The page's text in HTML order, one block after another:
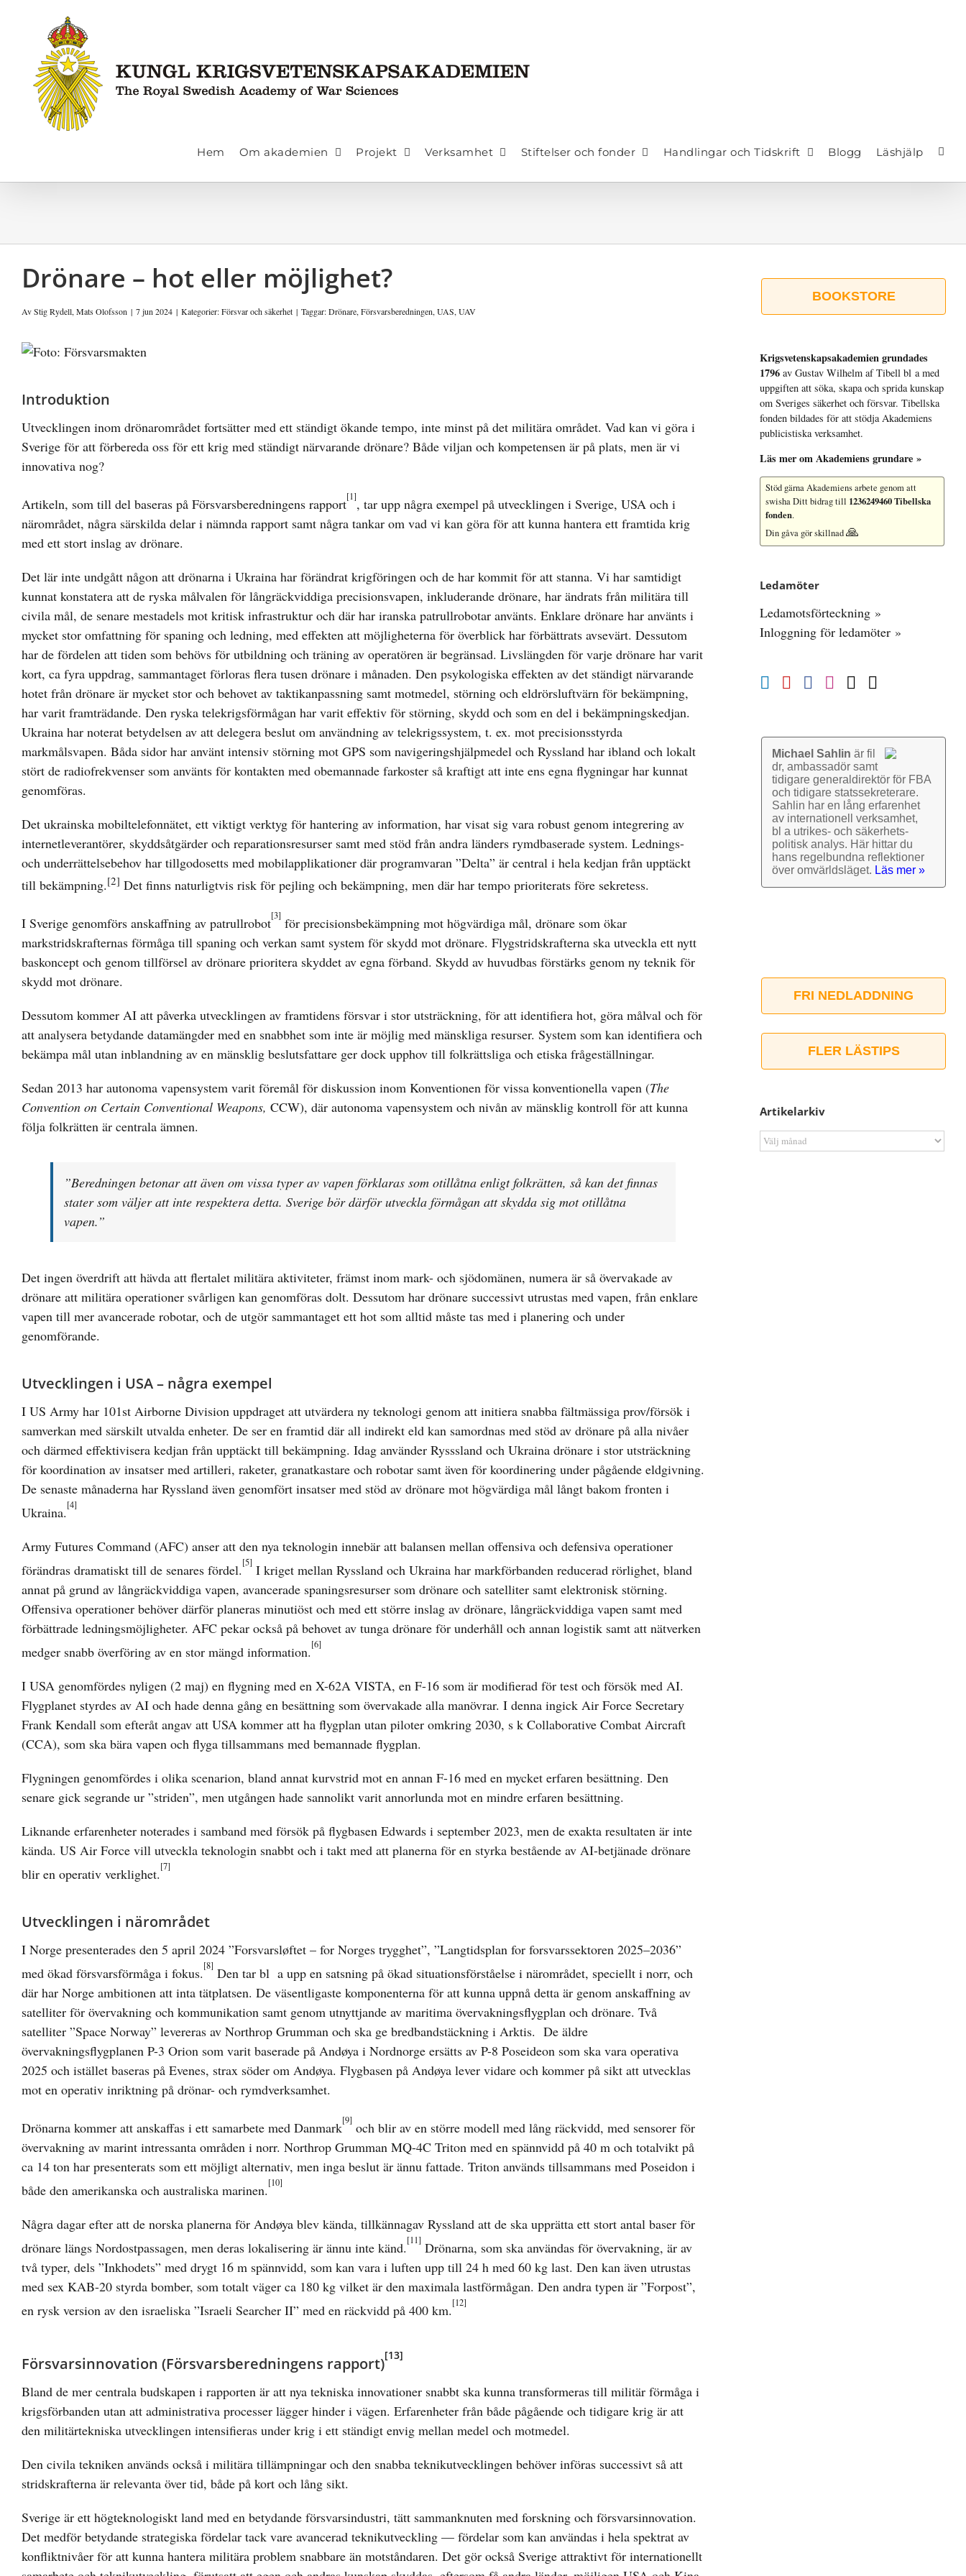
innehållet
Hem Om akademien Projekt Verksamhet Stiftelser och fonder Handlingar och Tidskrift Blogg Läshjälp
Drönare – hot eller möjlighet?
AvStig Rydell, Mats Olofsson | 7 jun 2024 | Kategorier:Försvar och säkerhet | Taggar:Drönare, Försvarsberedningen, UAS, UAV
Visa
Introduktion
Utvecklingen inom drönarområdet fortsätter med ett ständigt ökande tempo, inte minst på det militära området. Vad kan vi göra i
Sverige för att förbereda oss för ett krig med ständigt närvarande drönare? Både viljan och kompetensen är på plats, men är vi
innovativa nog?
Artikeln, som till del baseras på Försvarsberedningens rapport[1], tar upp några exempel på utvecklingen i Sverige, USA och i
närområdet, några särskilda delar i nämnda rapport samt några tankar om vad vi kan göra för att kunna hantera ett framtida krig
med ett stort inslag av drönare.
Det lär inte undgått någon att drönarna i Ukraina har förändrat krigföringen och de har kommit för att stanna. Vi har samtidigt
kunnat konstatera att de ryska målvalen för långräckviddiga precisionsvapen, inkluderande drönare, har ändrats från militära till
civila mål, de senare mestadels mot kritisk infrastruktur och där har iranska patrullrobotar använts. Enklare drönare har använts i
mycket stor omfattning för spaning och ledning, med effekten att möjligheterna för överblick har förbättrats avsevärt. Dessutom
har de fördelen att tiden som behövs för utbildning och träning av operatören är begränsad. Livslängden för varje drönare har varit
kort, ca fyra uppdrag, sammantaget förloras flera tusen drönare i månaden. Den psykologiska effekten av det ständigt närvarande
hotet från drönare är mycket stor och behovet av taktikanpassning samt motmedel, störning och eldrörsluftvärn för bekämpning,
har varit framträdande. Den ryska telekrigsförmågan har varit effektiv för störning, skydd och som en del i bekämpningskedjan.
Ukraina har noterat betydelsen av att delegera beslut om användning av telekrigssystem, t. ex. mot precisionsstyrda
markmålsvapen. Båda sidor har använt intensiv störning mot GPS som navigeringshjälpmedel och Ryssland har ibland och lokalt
stört de radiofrekvenser som använts för kontakten med obemannade farkoster så kraftigt att inte ens egna flygningar har kunnat
genomföras.
Det ukrainska mobiltelefonnätet, ett viktigt verktyg för hantering av information, har visat sig vara robust genom integrering av
internetleverantörer, skyddsåtgärder och reparationsresurser samt med stöd från andra länders rymdbaserade system. Lednings-
och underrättelsebehov har tillgodosetts med mobilapplikationer där programvaran ”Delta” är central i hela kedjan från upptäckt
till bekämpning.[2] Det finns naturligtvis risk för pejling och bekämpning, men där har tempo prioriterats före sekretess.
I Sverige genomförs anskaffning av patrullrobot[3] för precisionsbekämpning mot högvärdiga mål, drönare som ökar
markstridskrafternas förmåga till spaning och verkan samt system för skydd mot drönare. Flygstridskrafterna ska utveckla ett nytt
baskoncept och genom tillförsel av drönare prioritera skyddet av egna förband. Skydd av huvudbas förstärks genom ny teknik för
skydd mot drönare.
Dessutom kommer AI att påverka utvecklingen av framtidens försvar i stor utsträckning, för att identifiera hot, göra målval och för
att analysera betydande datamängder med en snabbhet som inte är möjlig med mänskliga resurser. System som kan identifiera och
bekämpa mål utan inblandning av en mänsklig beslutsfattare ger dock upphov till folkrättsliga och etiska frågeställningar.
Sedan 2013 har autonoma vapensystem varit föremål för diskussion inom Konventionen för vissa konventionella vapen (The
Convention on Certain Conventional Weapons, CCW), där autonoma vapensystem och nivån av mänsklig kontroll för att kunna
följa folkrätten är centrala ämnen.
”Beredningen betonar att även om vissa typer av vapen förklaras som otillåtna enligt folkrätten, så kan det finnas
stater som väljer att inte respektera detta. Sverige bör därför utveckla förmågan att skydda sig mot otillåtna
vapen.”
Det ingen överdrift att hävda att flertalet militära aktiviteter, främst inom mark- och sjödomänen, numera är så övervakade av
drönare att militära operationer svårligen kan genomföras dolt. Dessutom har drönare successivt utrustas med vapen, från enklare
vapen till mer avancerade robotar, och de utgör sammantaget ett hot som alltid måste tas med i planering och under
genomförande.
Utvecklingen i USA – några exempel
I US Army har 101st Airborne Division uppdraget att utvärdera ny teknologi genom att initiera snabba fältmässiga prov/försök i
samverkan med särskilt utvalda enheter. De ser en framtid där all indirekt eld kan samordnas med stöd av drönare på alla nivåer
och därmed effektivisera kedjan från upptäckt till bekämpning. Idag använder Rysssland och Ukraina drönare i stor utsträckning
för koordination av insatser med artilleri, raketer, granatkastare och robotar samt även för koordinering under pågående eldgivning.
De senaste månaderna har Ryssland även genomfört insatser med stöd av drönare mot högvärdiga mål långt bakom fronten i
Ukraina.[4]
Army Futures Command (AFC) anser att den nya teknologin innebär att balansen mellan offensiva och defensiva operationer
förändras dramatiskt till de senares fördel.[5] I kriget mellan Ryssland och Ukraina har markförbanden reducerad rörlighet, bland
annat på grund av långräckviddiga vapen, avancerade spaningsresurser som drönare och satelliter samt elektronisk störning.
Offensiva operationer behöver därför planeras minutiöst och med ett större inslag av drönare, långräckviddiga vapen samt med
förbättrade ledningsmöjligheter. AFC pekar också på behovet av tunga drönare för underhåll och annan logistik samt att nätverken
medger snabb överföring av en stor mängd information.[6]
I USA genomfördes nyligen (2 maj) en flygning med en X-62A VISTA, en F-16 som är modifierad för test och försök med AI.
Flygplanet styrdes av AI och hade denna gång en besättning som övervakade alla manövrar. I denna ingick Air Force Secretary
Frank Kendall som efteråt angav att USA kommer att ha flygplan utan piloter omkring 2030, s k Collaborative Combat Aircraft
(CCA), som ska bära vapen och flyga tillsammans med bemannade flygplan.
Flygningen genomfördes i olika scenarion, bland annat kurvstrid mot en annan F-16 med en mycket erfaren besättning. Den
senare gick segrande ur ”striden”, men utgången hade sannolikt varit annorlunda mot en mindre erfaren besättning.
Liknande erfarenheter noterades i samband med försök på flygbasen Edwards i september 2023, men de exakta resultaten är inte
kända. US Air Force vill utveckla teknologin snabbt och i takt med att planerna för en styrka bestående av AI-betjänade drönare
blir en operativ verklighet.[7]
Utvecklingen i närområdet
I Norge presenterades den 5 april 2024 ”Forsvarsløftet – for Norges trygghet”, ”Langtidsplan for forsvarssektoren 2025–2036”
med ökad försvarsförmåga i fokus.[8] Den tar bl a upp en satsning på ökad situationsförståelse i närområdet, speciellt i norr, och
där har Norge ambitionen att inta tätplatsen. De väsentligaste komponenterna för att kunna uppnå detta är genom anskaffning av
satelliter för övervakning och kommunikation samt genom utnyttjande av maritima övervakningsflygplan och drönare. Två
satelliter ”Space Norway” levereras av Northrop Grumman och ska ge bredbandstäckning i Arktis. De äldre
övervakningsflygplanen P-3 Orion som varit baserade på Andøya i Nordnorge ersätts av P-8 Poseideon som ska vara operativa
2025 och istället baseras på Evenes, strax söder om Andøya. Flygbasen på Andøya lever vidare och kommer på sikt att utvecklas
mot en operativ inriktning på drönar- och rymdverksamhet.
Drönarna kommer att anskaffas i ett samarbete med Danmark[9] och blir av en större modell med lång räckvidd, med sensorer för
övervakning av marint intressanta områden i norr. Northrop Grumman MQ-4C Triton med en spännvidd på 40 m och totalvikt på
ca 14 ton har presenterats som ett möjligt alternativ, men inga beslut är ännu fattade. Triton används tillsammans med Poseidon i
både den amerikanska och australiska marinen.[10]
Några dagar efter att de norska planerna för Andøya blev kända, tillkännagav Ryssland att de ska upprätta ett stort antal baser för
drönare längs Nordostpassagen, men deras lokalisering är ännu inte känd.[11] Drönarna, som ska användas för övervakning, är av
två typer, dels ”Inkhodets” med drygt 16 m spännvidd, som kan vara i luften upp till 24 h med 60 kg last. Den kan även utrustas
med sex KAB-20 styrda bomber, som totalt väger ca 180 kg vilket är den maximala lastförmågan. Den andra typen är ”Forpost”,
en rysk version av den israeliska ”Israeli Searcher II” med en räckvidd på 400 km.[12]
Försvarsinnovation (Försvarsberedningens rapport)[13]
Bland de mer centrala budskapen i rapporten är att nya tekniska innovationer snabbt ska kunna transformeras till militär förmåga i
krigsförbanden utan att administrativa processer lägger hinder i vägen. Erfarenheter från både pågående och tidigare krig är att
den militärtekniska utvecklingen intensifieras under krig i ett ständigt envig mellan medel och motmedel.
Den civila tekniken används också i militära tillämpningar och den snabba teknikutvecklingen behöver införas successivt så att
stridskrafterna är relevanta över tid, både på kort och lång sikt.
Sverige är ett högteknologiskt land med en betydande försvarsindustri, tätt sammanknuten med forskning och försvarsinnovation.
Det medför betydande strategiska fördelar tack vare avancerad teknikutveckling — fördelar som kan användas i hela spektrat av
konfliktnivåer för att kunna hantera militära problem snabbare än motståndaren. Det gör också Sverige attraktivt för internationellt
BOOKSTORE
Krigsvetenskap­sakademien grundades
1796 av Gustav Wilhelm af Tibell bl a med
uppgiften att söka, skapa och sprida kunskap
om Sveriges säkerhet och försvar. Tibellska
fonden bildades för att stödja Akademiens
publicistiska verksamhet.
Läs mer om Akademiens grundare »
Stöd gärna Akademiens arbete genom att
swisha Ditt bidrag till 1236249460 Tibellska
fonden.
Din gåva gör skillnad🙏
Ledamöter
Ledamotsförteckning »
Inloggning för ledamöter »
Michael Sahlin är fil
dr, ambassadör samt
tidigare general­direktör för FBA
och tidigare stats­sekre­terare.
Sahlin har en lång erfarenhet
av inter­nationell verk­samhet,
bl a utrikes- och säkerhets­
politisk analys. Här hittar du
hans regel­bundna reflek­tioner
över omvärlds­läget. Läs mer »
FRI NEDLADDNING
FLER LÄSTIPS
Artikelarkiv
Artikelarkiv